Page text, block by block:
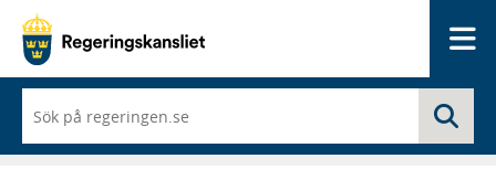
du
börjar
skriva